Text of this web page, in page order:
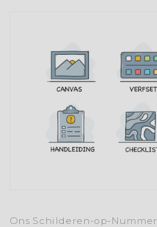
Ons Schilderen-op-Nummer